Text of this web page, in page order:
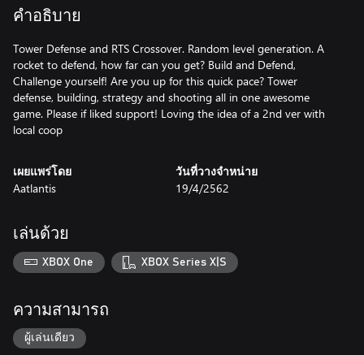
คำอธิบาย
Tower Defense and RTS Crossover. Random level generation. A
rocket to defend, how far can you get? Build and Defend,
Challenge yourself! Are you up for this quick pace? Tower
defense, building, strategy and shooting all in one awesome
game. Please if liked support! Loving the idea of a 2nd ver with
local coop
เผยแพร่โดย
Aatlantis
วันที่วางจำหน่าย
19/4/2562
เล่นด้วย
XBOX One XBOX Series X|S
ความสามารถ
ผู้เล่นเดียว